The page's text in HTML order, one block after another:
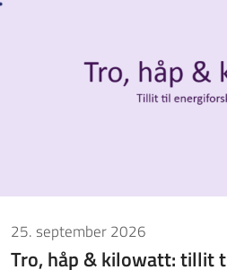
25. september 2026
Tro, håp & kilowatt: tillit